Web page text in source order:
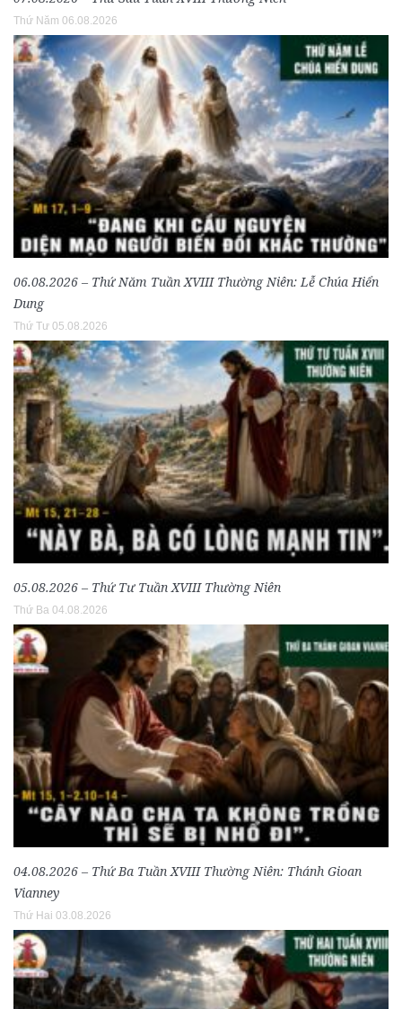
Thứ Năm 06.08.2026
06.08.2026 – Thứ Năm Tuần XVIII Thường Niên: Lễ Chúa Hiển
Dung
Thứ Tư 05.08.2026
05.08.2026 – Thứ Tư Tuần XVIII Thường Niên
Thứ Ba 04.08.2026
04.08.2026 – Thứ Ba Tuần XVIII Thường Niên: Thánh Gioan
Vianney
Thứ Hai 03.08.2026